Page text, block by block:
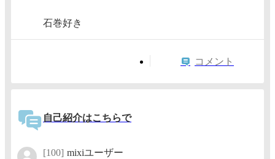
石巻好き
コメント
自己紹介はこちらで
[100] mixiユーザー